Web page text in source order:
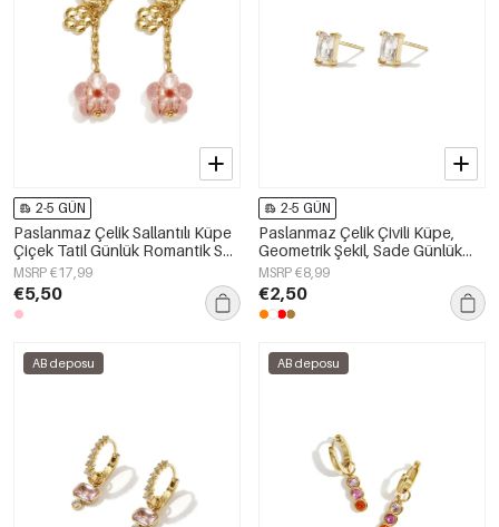
2-5 GÜN
Paslanmaz Çelik Sallantılı Küpe
Çiçek Tatil Günlük Romantik Seri
Kadın Takıları
MSRP €17,99
€5,50
2-5 GÜN
Paslanmaz Çelik Çivili Küpe,
Geometrik Şekil, Sade Günlük
Seri, Kadın Takıları
MSRP €8,99
€2,50
AB deposu AB deposu